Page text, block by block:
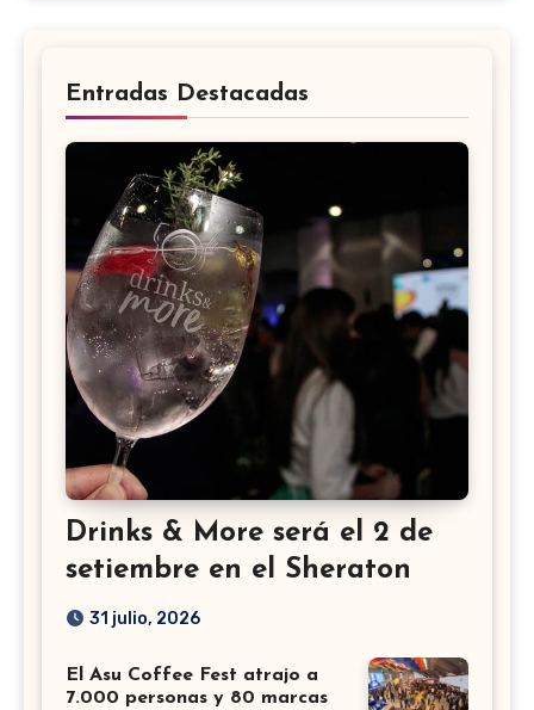
Entradas Destacadas
Drinks & More será el 2 de
setiembre en el Sheraton
31 julio, 2026
El Asu Coffee Fest atrajo a
7.000 personas y 80 marcas